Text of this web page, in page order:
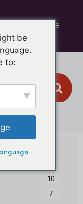
Menü
10
7
be
to: